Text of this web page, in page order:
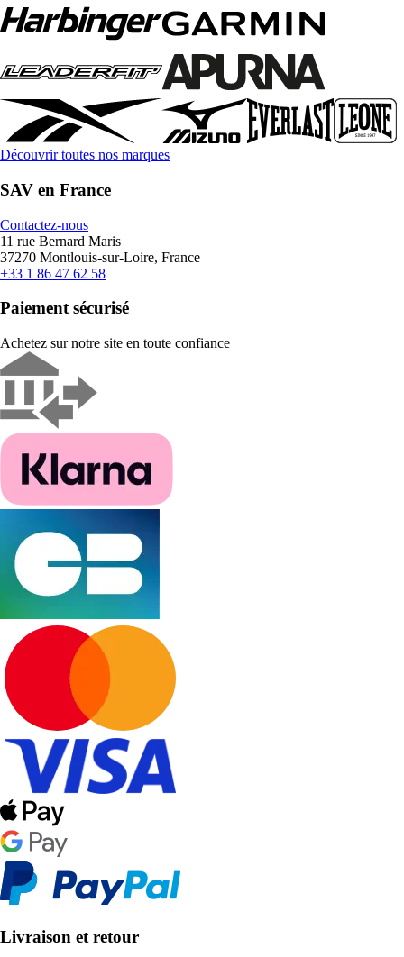
Découvrir toutes nos marques
SAV en France
Contactez-nous
11 rue Bernard Maris
37270 Montlouis-sur-Loire, France
+33 1 86 47 62 58
Paiement sécurisé
Achetez sur notre site en toute confiance
Livraison et retour